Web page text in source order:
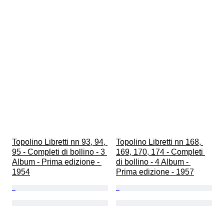
Topolino Libretti nn 93, 94,
95 - Completi di bollino - 3
Album - Prima edizione -
1954
Topolino Libretti nn 168,
169, 170, 174 - Completi
di bollino - 4 Album -
Prima edizione - 1957